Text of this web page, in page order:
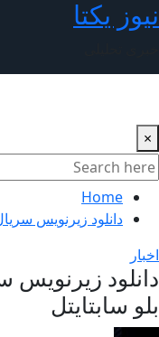
یکتا
Home
دانلود زیرنویس سریال Family Guy 1999 – بلو سابتايتل
سابتايتل